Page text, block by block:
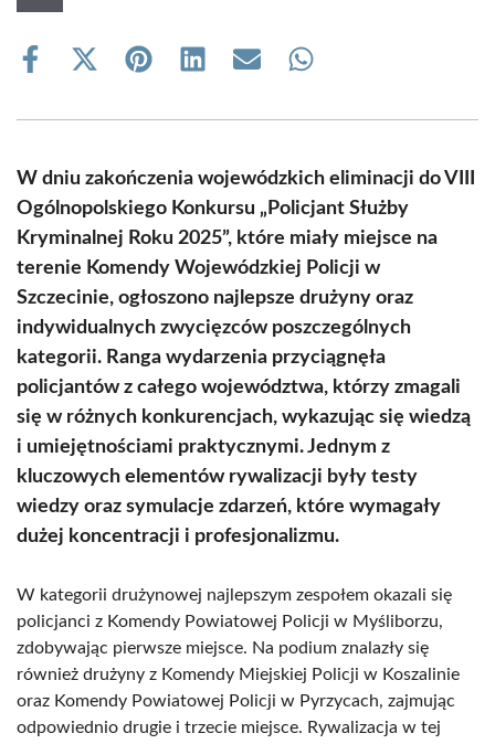
Share
Share
(Twitter)
Share Share Share Share
W dniu zakończenia wojewódzkich eliminacji do VIII
Ogólnopolskiego Konkursu „Policjant Służby
Kryminalnej Roku 2025”, które miały miejsce na
terenie Komendy Wojewódzkiej Policji w
Szczecinie, ogłoszono najlepsze drużyny oraz
indywidualnych zwycięzców poszczególnych
kategorii. Ranga wydarzenia przyciągnęła
policjantów z całego województwa, którzy zmagali
się w różnych konkurencjach, wykazując się wiedzą
i umiejętnościami praktycznymi. Jednym z
kluczowych elementów rywalizacji były testy
wiedzy oraz symulacje zdarzeń, które wymagały
dużej koncentracji i profesjonalizmu.
W kategorii drużynowej najlepszym zespołem okazali się
policjanci z Komendy Powiatowej Policji w Myśliborzu,
zdobywając pierwsze miejsce. Na podium znalazły się
również drużyny z Komendy Miejskiej Policji w Koszalinie
oraz Komendy Powiatowej Policji w Pyrzycach, zajmując
odpowiednio drugie i trzecie miejsce. Rywalizacja w tej